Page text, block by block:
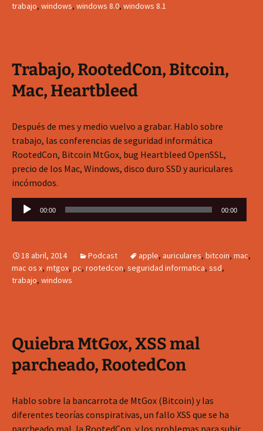
trabajo, windows, windows 8.0, windows 8.1
Trabajo, RootedCon, Bitcoin,
Mac, Heartbleed
Después de mes y medio vuelvo a grabar. Hablo sobre
trabajo, las conferencias de seguridad informática
RootedCon, Bitcoin MtGox, bug Heartbleed OpenSSL,
precio de los Mac, Windows, disco duro SSD y auriculares
incómodos.
Reproductor
de
00:00 00:00
18 abril, 2014 Podcast apple, auriculares, bitcoin, mac,
mac os x, mtgox, pc, rootedcon, seguridad informatica, ssd,
trabajo, windows
Quiebra MtGox, XSS mal
parcheado, RootedCon
Hablo sobre la bancarrota de MtGox (Bitcoin) y las
diferentes teorías conspirativas, un fallo XSS que se ha
parcheado mal, la RootedCon, y los problemas para subir